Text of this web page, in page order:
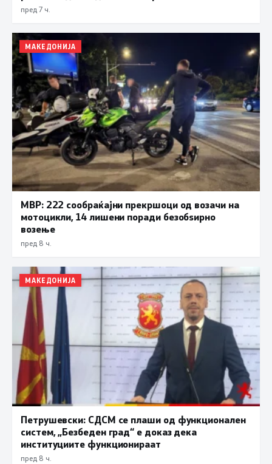
пред 7 ч.
МАКЕДОНИЈА
МВР: 222 сообраќајни прекршоци од возачи на
мотоцикли, 14 лишени поради безобѕирно
возење
пред 8 ч.
МАКЕДОНИЈА
Петрушевски: СДСМ се плаши од функционален
систем, „Безбеден град“ е доказ дека
институциите функционираат
пред 8 ч.